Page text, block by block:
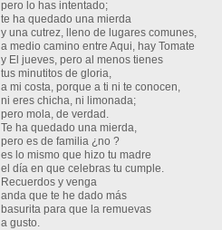
pero lo has intentado;
te ha quedado una mierda
y una cutrez, lleno de lugares comunes,
a medio camino entre Aqui, hay Tomate
y El jueves, pero al menos tienes
tus minutitos de gloria,
a mi costa, porque a ti ni te conocen,
ni eres chicha, ni limonada;
pero mola, de verdad.
Te ha quedado una mierda,
pero es de familia ¿no ?
es lo mismo que hizo tu madre
el día en que celebras tu cumple.
Recuerdos y venga
anda que te he dado más
basurita para que la remuevas
a gusto.